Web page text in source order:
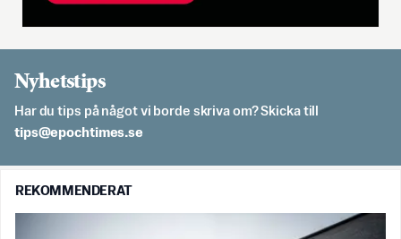
Nyhetstips
Har du tips på något vi borde skriva om? Skicka till
es.semithcope@spit
REKOMMENDERAT